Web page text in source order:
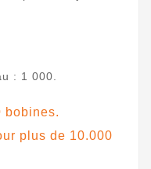
: 1 000.
bobines.
plus de 10.000